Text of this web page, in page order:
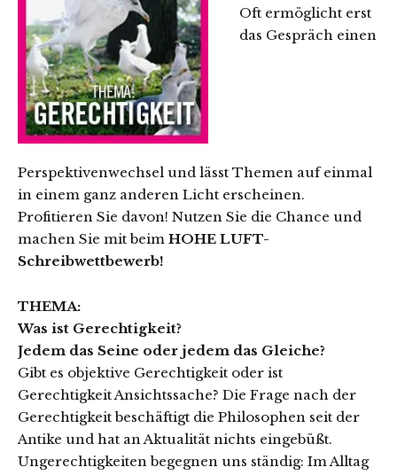
Oft ermöglicht erst
das Gespräch einen
Perspektivenwechsel und lässt Themen auf einmal
in einem ganz anderen Licht erscheinen.
Profitieren Sie davon! Nutzen Sie die Chance und
machen Sie mit beim HOHE LUFT-
Schreibwettbewerb!
THEMA:
Was ist Gerechtigkeit?
Jedem das Seine oder jedem das Gleiche?
Gibt es objektive Gerechtigkeit oder ist
Gerechtigkeit Ansichtssache? Die Frage nach der
Gerechtigkeit beschäftigt die Philosophen seit der
Antike und hat an Aktualität nichts eingebüßt.
Ungerechtigkeiten begegnen uns ständig: Im Alltag